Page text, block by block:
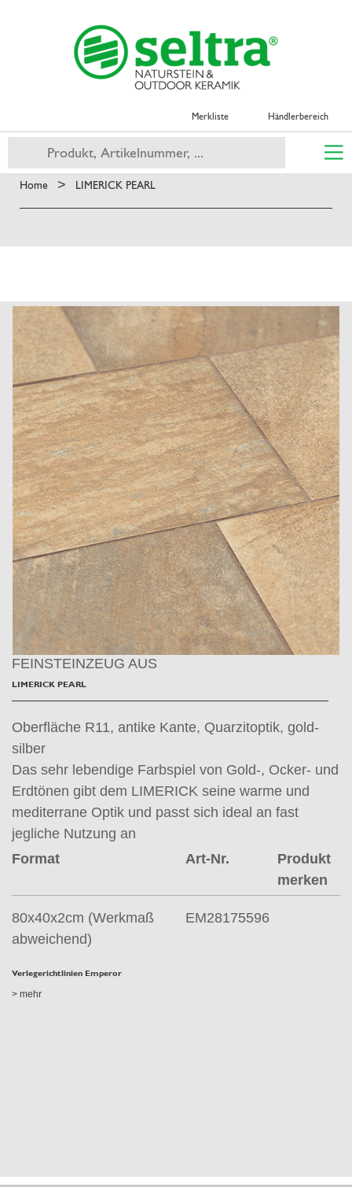
Merkliste Händlerbereich
Home > LIMERICK PEARL
FEINSTEINZEUG AUS
LIMERICK PEARL
Oberfläche R11, antike Kante, Quarzitoptik, gold-
silber
Das sehr lebendige Farbspiel von Gold-, Ocker- und
Erdtönen gibt dem LIMERICK seine warme und
mediterrane Optik und passt sich ideal an fast
jegliche Nutzung an
Format
Art-Nr.
Produkt
merken
80x40x2cm (Werkmaß
abweichend)
EM28175596
Verlegerichtlinien Emperor
> mehr